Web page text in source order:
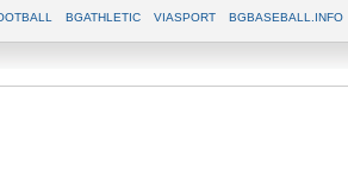
BGATHLETIC VIASPORT BGBASEBALL.INFO